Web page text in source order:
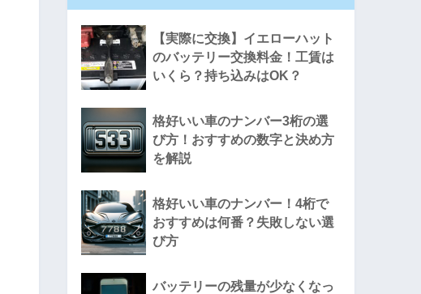
【実際に交換】イエローハット
のバッテリー交換料金！工賃は
いくら？持ち込みはOK？
格好いい車のナンバー3桁の選
び方！おすすめの数字と決め方
を解説
格好いい車のナンバー！4桁で
おすすめは何番？失敗しない選
び方
バッテリーの残量が少なくなっ